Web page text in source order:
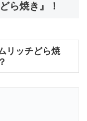
ら焼き』！
リッチどら焼